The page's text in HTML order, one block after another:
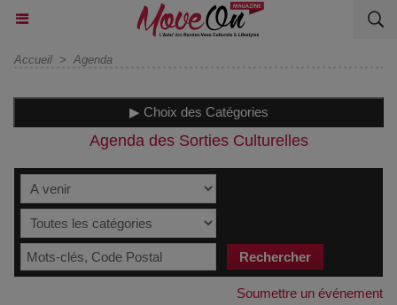
Accueil > Agenda
▶ Choix des Catégories
Agenda des Sorties Culturelles
Soumettre un événement